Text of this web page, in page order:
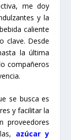
me doy
y la
caliente
clave. Desde
la última
compañeros
se busca es
y facilitar la
proveedores
azúcar y